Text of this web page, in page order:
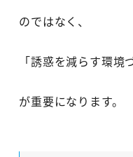
のではなく、
「誘惑を減らす環境
が重要になります。